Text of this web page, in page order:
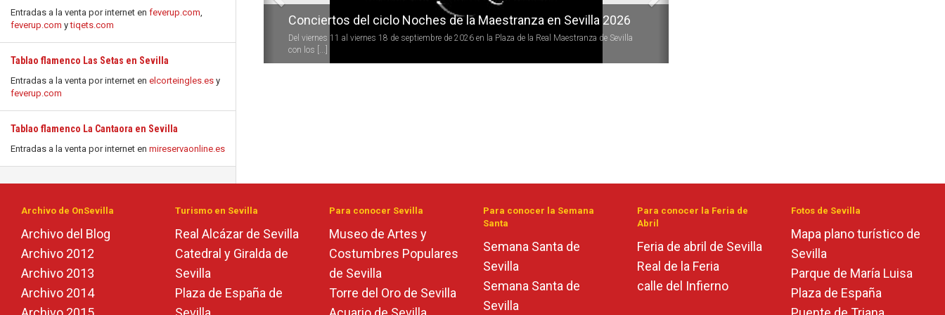
Entradas a la venta por internet en feverup.com,
feverup.com ytiqets.com
Tablao flamenco Las Setas en Sevilla
Entradas a la venta por internet en elcorteingles.es y
feverup.com
Tablao flamenco La Cantaora en Sevilla
Entradas a la venta por internet en mireservaonline.es
Conciertos del ciclo Noches de la Maestranza en Sevilla 2026
Del viernes 11 al viernes 18 de septiembre de 2026 en la Plaza de la Real Maestranza de Sevilla
con los [...]
Archivo de OnSevilla
Archivo del Blog
Archivo 2012
Archivo 2013
Archivo 2014
Turismo en Sevilla
Real Alcázar de Sevilla
Catedral y Giralda de
Sevilla
Plaza de España de
Para conocer Sevilla
Museo de Artes y
Costumbres Populares
de Sevilla
Torre del Oro de Sevilla
Para conocer la Semana
Santa
Semana Santa de
Sevilla
Semana Santa de
Sevilla
Para conocer la Feria de
Abril
Feria de abril de Sevilla
Real de la Feria
calle del Infierno
Fotos de Sevilla
Mapa plano turístico de
Sevilla
Parque de María Luisa
Plaza de España